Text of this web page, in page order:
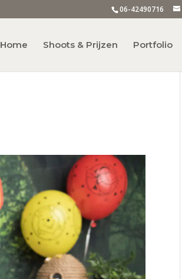
06-42490716
Home Shoots & Prijzen Portfolio